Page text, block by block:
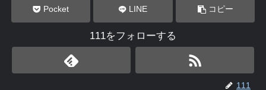
Pocket LINE コピー
111をフォローする
111